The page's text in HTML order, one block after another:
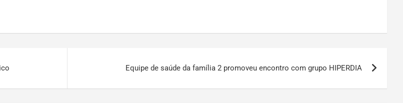
Equipe de saúde da família 2 promoveu encontro com grupo HIPERDIA